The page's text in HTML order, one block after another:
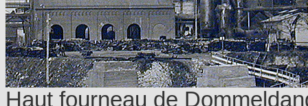
Haut fourneau de